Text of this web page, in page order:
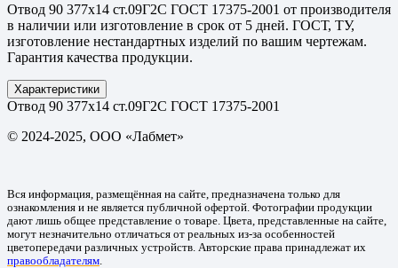
Отвод 90 377х14 ст.09Г2С ГОСТ 17375-2001 от производителя
в наличии или изготовление в срок от 5 дней. ГОСТ, ТУ,
изготовление нестандартных изделий по вашим чертежам.
Гарантия качества продукции.
Характеристики
Отвод 90 377х14 ст.09Г2С ГОСТ 17375-2001
© 2024-2025, ООО «Лабмет»
Вся информация, размещённая на сайте, предназначена только для
ознакомления и не является публичной офертой. Фотографии продукции
дают лишь общее представление о товаре. Цвета, представленные на сайте,
могут незначительно отличаться от реальных из-за особенностей
цветопередачи различных устройств. Авторские права принадлежат их
правообладателям